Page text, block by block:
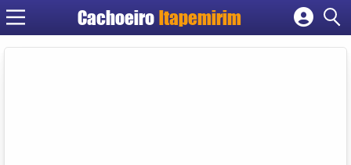
Cachoeiro Itapemirim
Cadastrar empresa